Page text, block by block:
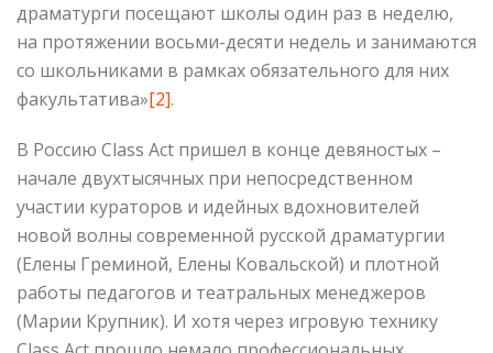
драматурги посещают школы один раз в неделю,
на протяжении восьми-десяти недель и занимаются
со школьниками в рамках обязательного для них
факультатива»[2].
В Россию Class Act пришел в конце девяностых –
начале двухтысячных при непосредственном
участии кураторов и идейных вдохновителей
новой волны современной русской драматургии
(Елены Греминой, Елены Ковальской) и плотной
работы педагогов и театральных менеджеров
(Марии Крупник). И хотя через игровую технику